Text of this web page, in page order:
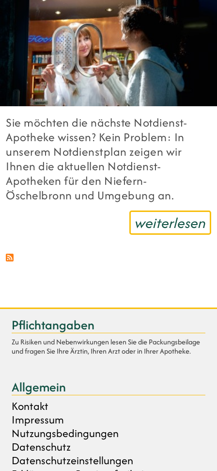
Sie möchten die nächste Notdienst-
Apotheke wissen? Kein Problem: In
unserem Notdienstplan zeigen wir
Ihnen die aktuellen Notdienst-
Apotheken für den Niefern-
Öschelbronn und Umgebung an.
weiterlesen
Pflichtangaben
Zu Risiken und Nebenwirkungen lesen Sie die Packungsbeilage
und fragen Sie Ihre Ärztin, Ihren Arzt oder in Ihrer Apotheke.
Allgemein
Kontakt
Impressum
Nutzungsbedingungen
Datenschutz
Datenschutzeinstellungen